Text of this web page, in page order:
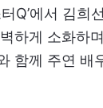
Q’에서 김희
하게 소화하
함께 주연 배